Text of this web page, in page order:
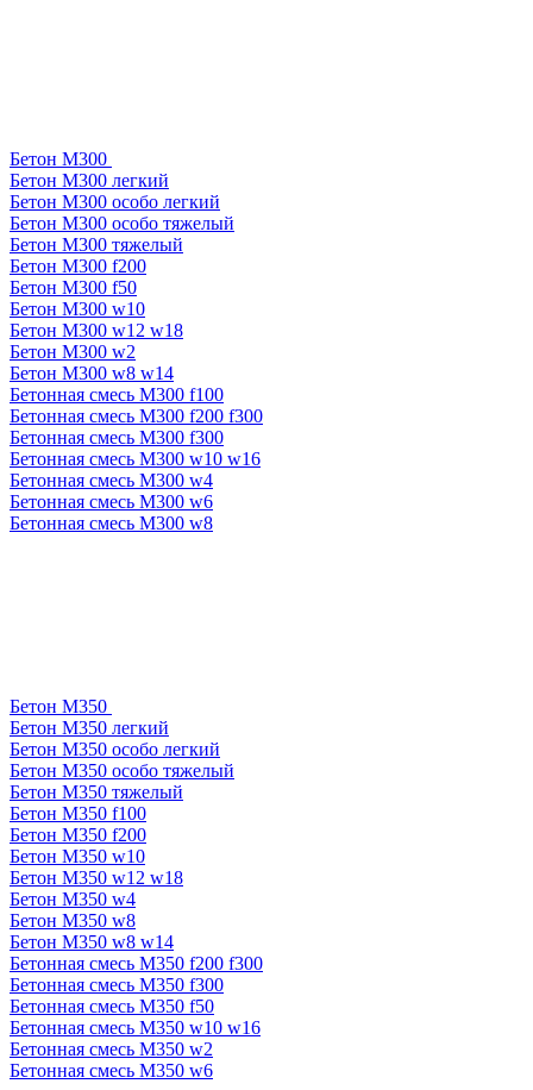
Бетон М300
Бетон М300 легкий
Бетон М300 особо легкий
Бетон М300 особо тяжелый
Бетон М300 тяжелый
Бетон М300 f200
Бетон М300 f50
Бетон М300 w10
Бетон М300 w12 w18
Бетон М300 w2
Бетон М300 w8 w14
Бетонная смесь М300 f100
Бетонная смесь М300 f200 f300
Бетонная смесь М300 f300
Бетонная смесь М300 w10 w16
Бетонная смесь М300 w4
Бетонная смесь М300 w6
Бетонная смесь М300 w8
Бетон М350
Бетон М350 легкий
Бетон М350 особо легкий
Бетон М350 особо тяжелый
Бетон М350 тяжелый
Бетон М350 f100
Бетон М350 f200
Бетон М350 w10
Бетон М350 w12 w18
Бетон М350 w4
Бетон М350 w8
Бетон М350 w8 w14
Бетонная смесь М350 f200 f300
Бетонная смесь М350 f300
Бетонная смесь М350 f50
Бетонная смесь М350 w10 w16
Бетонная смесь М350 w2
Бетонная смесь М350 w6